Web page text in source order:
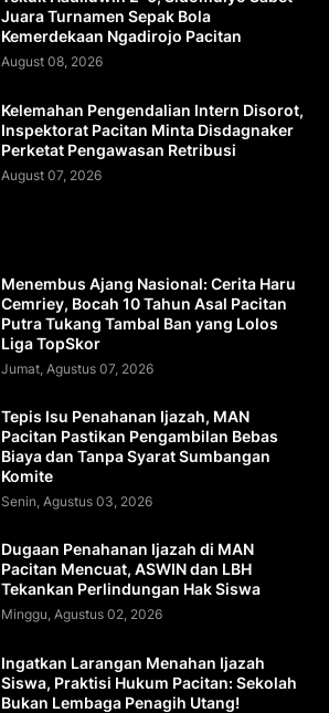
Juara Turnamen Sepak Bola
Kemerdekaan Ngadirojo Pacitan
August 08, 2026
Kelemahan Pengendalian Intern Disorot,
Inspektorat Pacitan Minta Disdagnaker
Perketat Pengawasan Retribusi
August 07, 2026
Menembus Ajang Nasional: Cerita Haru
Cemriey, Bocah 10 Tahun Asal Pacitan
Putra Tukang Tambal Ban yang Lolos
Liga TopSkor
Jumat, Agustus 07, 2026
Tepis Isu Penahanan Ijazah, MAN
Pacitan Pastikan Pengambilan Bebas
Biaya dan Tanpa Syarat Sumbangan
Komite
Senin, Agustus 03, 2026
Dugaan Penahanan Ijazah di MAN
Pacitan Mencuat, ASWIN dan LBH
Tekankan Perlindungan Hak Siswa
Minggu, Agustus 02, 2026
Ingatkan Larangan Menahan Ijazah
Siswa, Praktisi Hukum Pacitan: Sekolah
Bukan Lembaga Penagih Utang!